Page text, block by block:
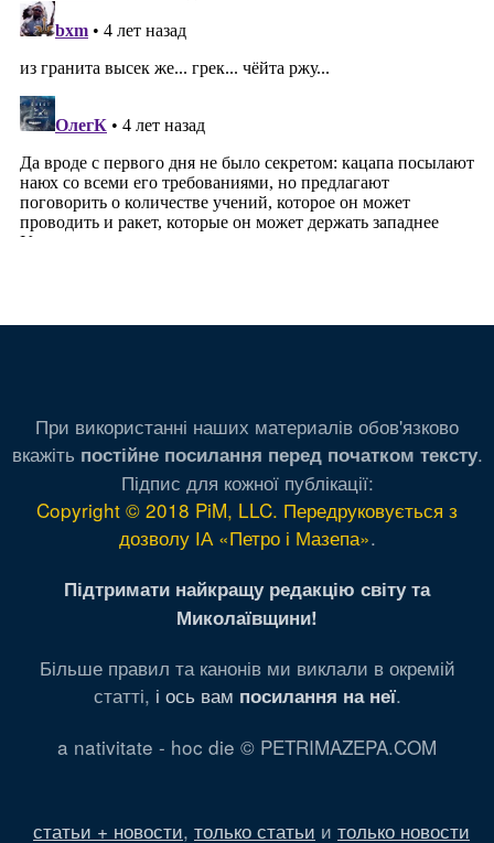
При використанні наших материалів обов'язково
вкажіть постійне посилання перед початком тексту.
Підпис для кожної публікації:
Copyright © 2018 PiM, LLC. Передруковується з
дозволу ІА «Петро і Мазепа».
Підтримати найкращу редакцію світу та
Миколаївщини!
Більше правил та канонів ми виклали в окремій
статті, і ось вам посилання на неї.
a nativitate - hoc die © PETRIMAZEPA.COM
статьи + новости, только статьи и только новости